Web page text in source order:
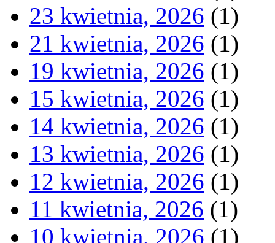
23 kwietnia, 2026 (1)
21 kwietnia, 2026 (1)
19 kwietnia, 2026 (1)
15 kwietnia, 2026 (1)
14 kwietnia, 2026 (1)
13 kwietnia, 2026 (1)
12 kwietnia, 2026 (1)
11 kwietnia, 2026 (1)
10 kwietnia, 2026 (1)